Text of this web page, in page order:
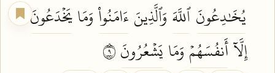
يُخَٰدِعُونَٱللَّهَ وَٱلَّذِينَ ءَامَنُواْوَمَايَخۡدَعُونَ
إِلَّآأَنفُسَهُمۡ وَمَا يَشۡعُرُونَ